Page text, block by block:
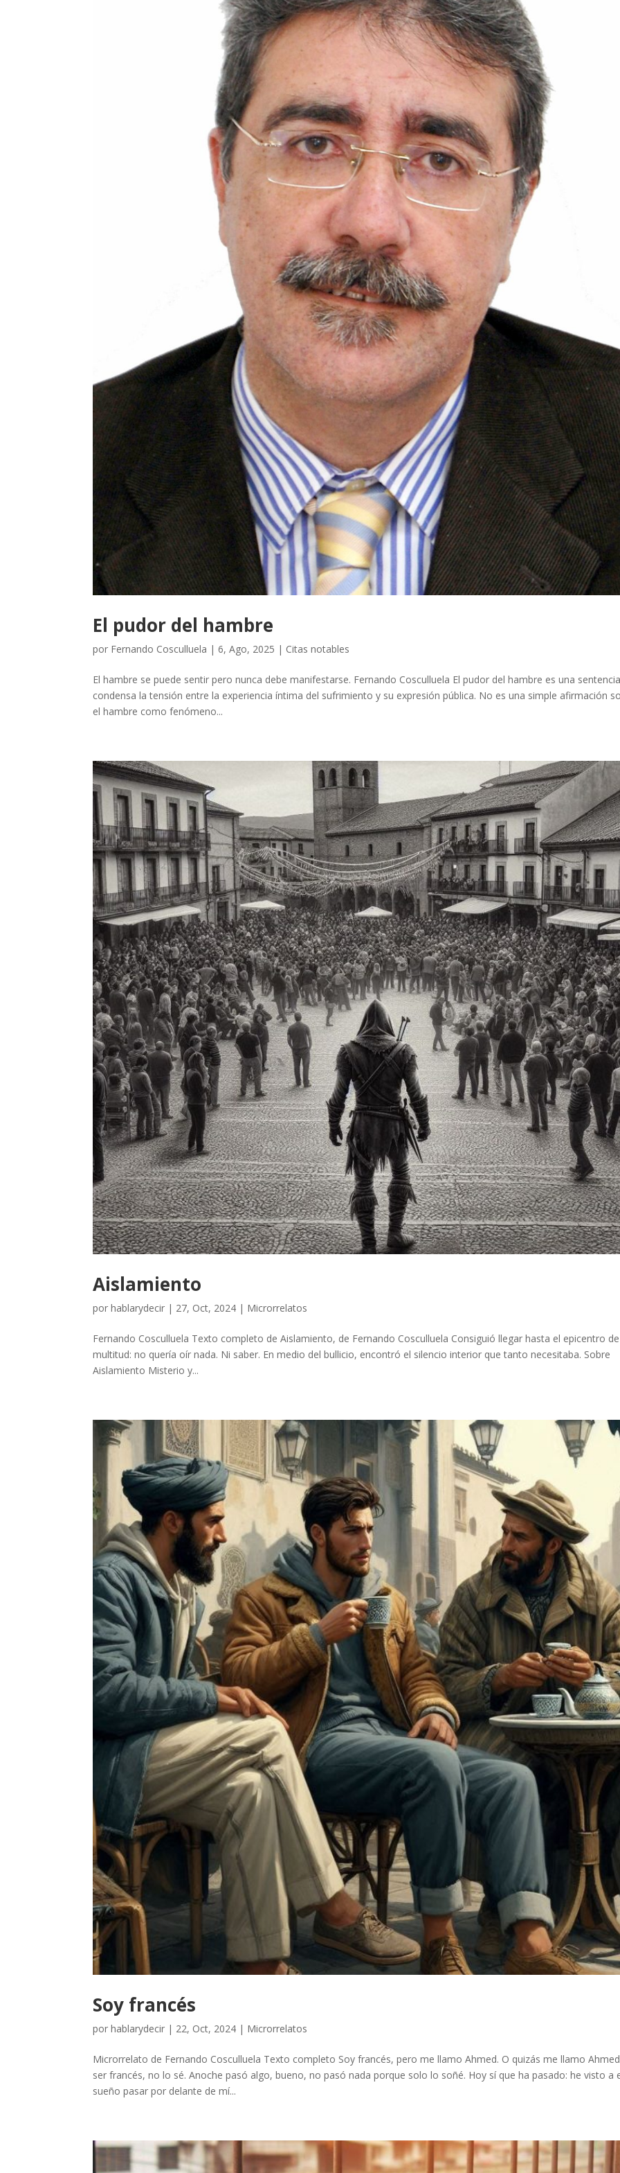
El pudor del hambre
por Fernando Cosculluela |6, Ago, 2025 | Citas notables
El hambre se puede sentir pero nunca debe manifestarse. Fernando Cosculluela El pudor del hambre es una
condensa la tensión entre la experiencia íntima del sufrimiento y su expresión pública. No es una simple afirmación
el hambre como fenómeno...
Aislamiento
porhablarydecir | 27, Oct, 2024 | Microrrelatos
Fernando Cosculluela Texto completo de Aislamiento, de Fernando Cosculluela Consiguió llegar hasta el epicentro
multitud: no quería oír nada. Ni saber. En medio del bullicio, encontró el silencio interior que tanto necesitaba. Sobre
Aislamiento Misterio y...
Soy francés
porhablarydecir | 22, Oct, 2024 | Microrrelatos
Microrrelato de Fernando Cosculluela Texto completo Soy francés, pero me llamo Ahmed. O quizás me llamo
ser francés, no lo sé. Anoche pasó algo, bueno, no pasó nada porque solo lo soñé. Hoy sí que ha pasado: he visto a
sueño pasar por delante de mí...